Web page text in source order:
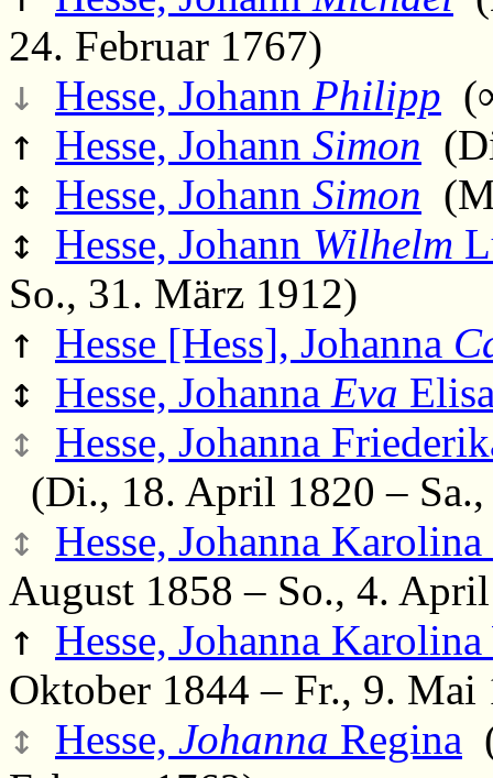
24. Februar 1767)
↓ Hesse, Johann Philipp
↑ Hesse, Johann Simon
↕ Hesse, Johann Simon
↕ Hesse, Johann Wilhelm
So., 31. März 1912)
↑ Hesse [Hess], Johanna
↕ Hesse, Johanna Eva
↕ Hesse, Johanna
(Di., 18. April 1820 – Sa.,
↕ Hesse, Johanna
August 1858 – So., 4.
↑ Hesse, Johanna
Oktober 1844 – Fr., 9. Mai
↕ Hesse, Johanna Regina